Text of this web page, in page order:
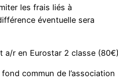
les frais liés à
éventuelle sera
r en Eurostar 2 classe
commun de l’association